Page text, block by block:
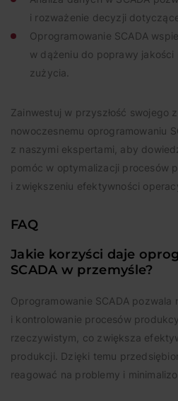
i rozważenie decyzji
Oprogramowanie SCADA
w dążeniu do poprawy
zużycia.
Zainwestuj w przyszłość swojego
nowoczesnemu oprogramowaniu
z naszymi ekspertami, aby
pomóc w optymalizacji procesów
i zwiększeniu efektywności
FAQ
Jakie korzyści daje
SCADA w przemyśle?
Oprogramowanie SCADA pozwala
i kontrolowanie procesów
rzeczywistym, co zwiększa
produkcji. Dzięki temu
reagować na problemy i
details against those
section.